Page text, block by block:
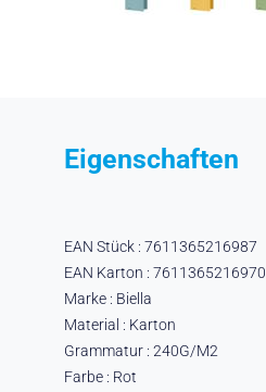
Eigenschaften
EAN Stück : 7611365216987
EAN Karton : 7611365216970
Marke : Biella
Material : Karton
Grammatur : 240G/M2
Farbe : Rot